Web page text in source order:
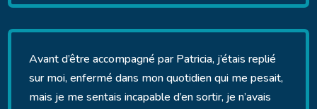
Avant d’être accompagné par Patricia, j’étais replié
sur moi, enfermé dans mon quotidien qui me pesait,
mais je me sentais incapable d’en sortir, je n’avais